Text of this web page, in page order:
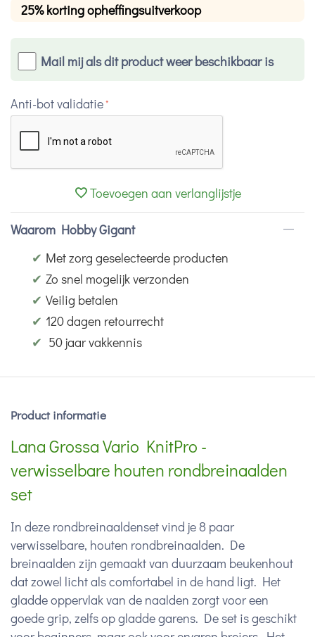
25% korting opheffingsuitverkoop
Mail mij als dit product weer beschikbaar is
Anti-bot validatie
Toevoegen aan verlanglijstje
Waarom Hobby Gigant
✔ Met zorg geselecteerde producten
✔ Zo snel mogelijk verzonden
✔ Veilig betalen
✔ 120 dagen retourrecht
✔ 50 jaar vakkennis
Product informatie
Lana Grossa Vario KnitPro -
verwisselbare houten rondbreinaalden
set
In deze rondbreinaaldenset vind je 8 paar
verwisselbare, houten rondbreinaalden. De
breinaalden zijn gemaakt van duurzaam beukenhout
dat zowel licht als comfortabel in de hand ligt. Het
gladde oppervlak van de naalden zorgt voor een
goede grip, zelfs op gladde garens. De set is geschikt